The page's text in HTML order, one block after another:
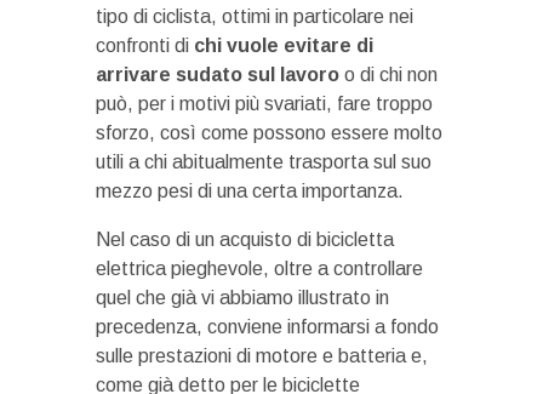
tipo di ciclista, ottimi in particolare nei
confronti di chi vuole evitare di
arrivare sudato sul lavoro o di chi non
può, per i motivi più svariati, fare troppo
sforzo, così come possono essere molto
utili a chi abitualmente trasporta sul suo
mezzo pesi di una certa importanza.
Nel caso di un acquisto di bicicletta
elettrica pieghevole, oltre a controllare
quel che già vi abbiamo illustrato in
precedenza, conviene informarsi a fondo
sulle prestazioni di motore e batteria e,
come già detto per le biciclette